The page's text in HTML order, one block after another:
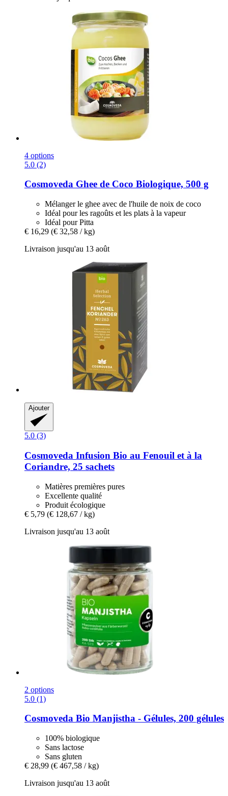
4 options
5.0 (2)
Cosmoveda Ghee de Coco Biologique, 500 g
Mélanger le ghee avec de l'huile de noix de coco
Idéal pour les ragoûts et les plats à la vapeur
Idéal pour Pitta
€ 16,29 (€ 32,58 / kg)
Livraison jusqu'au 13 août
Ajouter
5.0 (3)
Cosmoveda Infusion Bio au Fenouil et à la
Coriandre, 25 sachets
Matières premières pures
Excellente qualité
Produit écologique
€ 5,79 (€ 128,67 / kg)
Livraison jusqu'au 13 août
2 options
5.0 (1)
Cosmoveda Bio Manjistha -​ Gélules, 200 gélules
100% biologique
Sans lactose
Sans gluten
€ 28,99 (€ 467,58 / kg)
Livraison jusqu'au 13 août